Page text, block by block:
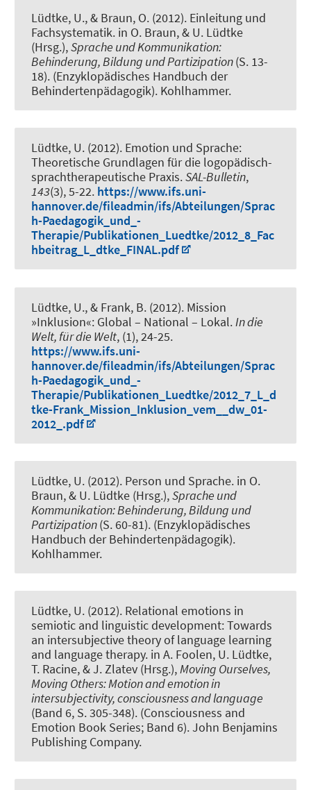
Lüdtke, U., & Braun, O. (2012). Einleitung und
Fachsystematik. in O. Braun, & U. Lüdtke
(Hrsg.),Sprache und Kommunikation:
Behinderung, Bildung und Partizipation(S. 13-
18). (Enzyklopädisches Handbuch der
Behindertenpädagogik). Kohlhammer.
Lüdtke, U. (2012). Emotion und Sprache:
Theoretische Grundlagen für die logopädisch-
sprachtherapeutische Praxis.SAL-Bulletin,
143(3), 5-22. https://www.ifs.uni-
hannover.de/fileadmin/ifs/Abteilungen/Sprac
h-Paedagogik_und_-
Therapie/Publikationen_Luedtke/2012_8_Fac
hbeitrag_L_dtke_FINAL.pdf
Lüdtke, U., & Frank, B. (2012). Mission
»Inklusion«: Global – National – Lokal. In die
Welt, für die Welt, (1), 24-25.
https://www.ifs.uni-
hannover.de/fileadmin/ifs/Abteilungen/Sprac
h-Paedagogik_und_-
Therapie/Publikationen_Luedtke/2012_7_L_d
tke-Frank_Mission_Inklusion_vem__dw_01-
2012_.pdf
Lüdtke, U. (2012). Person und Sprache. in O.
Braun, & U. Lüdtke (Hrsg.),Sprache und
Kommunikation: Behinderung, Bildung und
Partizipation(S. 60-81). (Enzyklopädisches
Handbuch der Behindertenpädagogik).
Kohlhammer.
Lüdtke, U. (2012). Relational emotions in
semiotic and linguistic development: Towards
an intersubjective theory of language learning
and language therapy. in A. Foolen, U. Lüdtke,
T. Racine, & J. Zlatev (Hrsg.),Moving Ourselves,
Moving Others: Motion and emotion in
intersubjectivity, consciousness and language
(Band 6, S. 305-348). (Consciousness and
Emotion Book Series; Band 6). John Benjamins
Publishing Company.